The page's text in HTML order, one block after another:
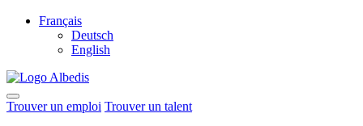
Français
Deutsch
English
Trouver un emploi Trouver un talent